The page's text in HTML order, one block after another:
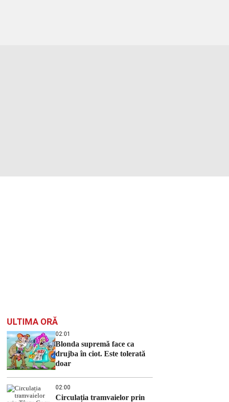
ULTIMA ORĂ
02:01
Blonda supremă face ca
drujba în ciot. Este tolerată
doar
02:00
Circulația tramvaielor prin